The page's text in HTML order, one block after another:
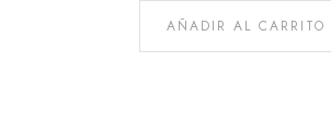
AÑADIR AL CARRITO